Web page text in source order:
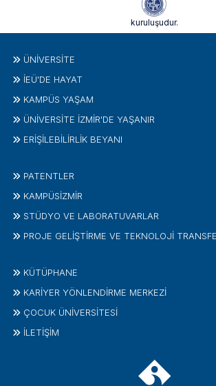
kuruluşudur.
ÜNIVERSITE
İEÜ'DE HAYAT
KAMPÜS YAŞAM
ÜNİVERSİTE İZMİR'DE YAŞANIR
ERİŞİLEBİLİRLİK BEYANI
PATENTLER
KAMPÜSİZMIR
STÜDYO VE LABORATUVARLAR
PROJE GELIŞTIRME VE TEKNOLOJI
KÜTÜPHANE
KARİYER YÖNLENDİRME MERKEZİ
ÇOCUK ÜNIVERSITESI
İLETIŞIM